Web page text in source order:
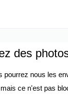
des
pourrez nous les
ce n'est pas